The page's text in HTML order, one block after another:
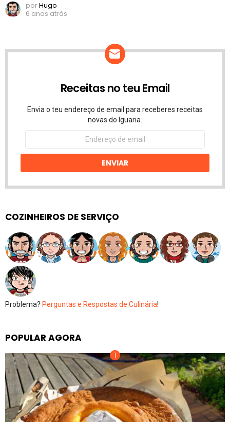
porHugo
6 anos atrás
Receitas no teu Email
Envia o teu endereço de email para receberes receitas
novas do Iguaria.
Endereço
email
ENVIAR
COZINHEIROS DE SERVIÇO
Problema? Perguntas e Respostas de Culinária!
POPULAR AGORA